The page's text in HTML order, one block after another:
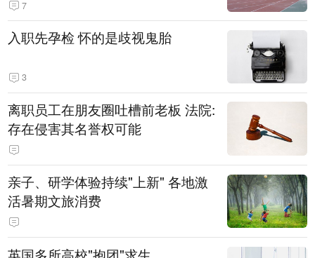
7
入职先孕检 怀的是歧视鬼胎
3
离职员工在朋友圈吐槽前老板 法院:
存在侵害其名誉权可能
亲子、研学体验持续"上新" 各地激
活暑期文旅消费